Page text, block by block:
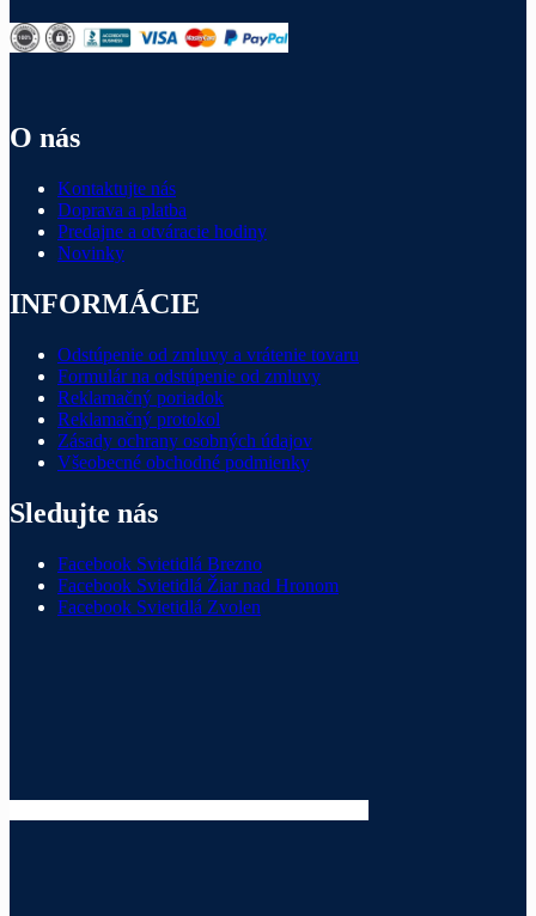
O nás
Kontaktujte nás
Doprava a platba
Predajne a otváracie hodiny
Novinky
INFORMÁCIE
Odstúpenie od zmluvy a vrátenie tovaru
Formulár na odstúpenie od zmluvy
Reklamačný poriadok
Reklamačný protokol
Zásady ochrany osobných údajov
Všeobecné obchodné podmienky
Sledujte nás
Facebook Svietidlá Brezno
Facebook Svietidlá Žiar nad Hronom
Facebook Svietidlá Zvolen